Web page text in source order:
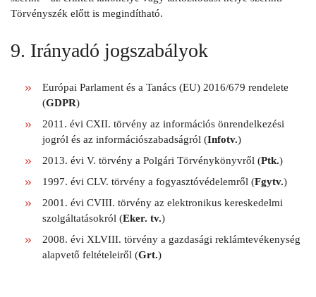
Törvényszék előtt is megindítható.
9. Irányadó jogszabályok
Európai Parlament és a Tanács (EU) 2016/679 rendelete
(GDPR)
2011. évi CXII. törvény az információs önrendelkezési
jogról és az információszabadságról (Infotv.)
2013. évi V. törvény a Polgári Törvénykönyvről (Ptk.)
1997. évi CLV. törvény a fogyasztóvédelemről (Fgytv.)
2001. évi CVIII. törvény az elektronikus kereskedelmi
szolgáltatásokról (Eker. tv.)
2008. évi XLVIII. törvény a gazdasági reklámtevékenység
alapvető feltételeiről (Grt.)